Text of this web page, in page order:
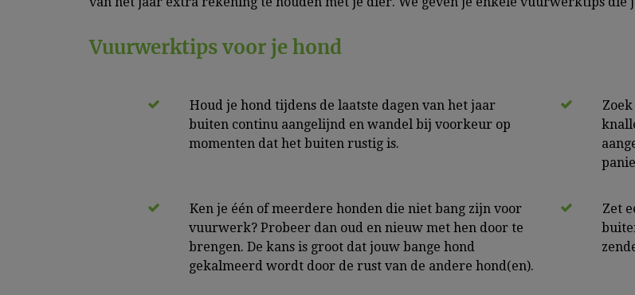
Vuurwerktips voor je hond
Houd je hond tijdens de laatste dagen van het jaar
buiten continu aangelijnd en wandel bij voorkeur op
momenten dat het buiten rustig is.
Ken je één of meerdere honden die niet bang zijn voor
vuurwerk? Probeer dan oud en nieuw met hen door te
brengen. De kans is groot dat jouw bange hond
gekalmeerd wordt door de rust van de andere hond(en).
Zet